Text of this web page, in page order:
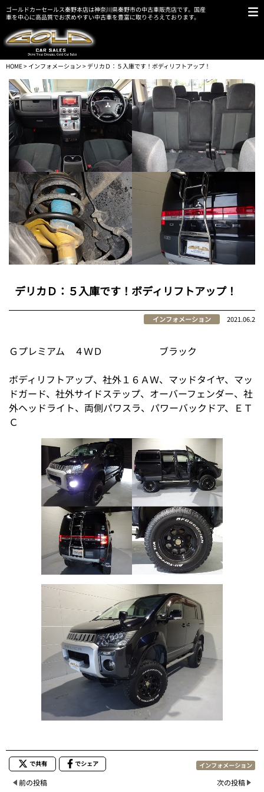
ゴールドカーセールス秦野本店は神奈川県秦野市の中古車販売店です。国産
車を中心に高品質でお求めやすい中古車を豊富に取りそろえております。
HOME> インフォメーション > デリカＤ：５入庫です！ボディリフトアップ！
デリカＤ：５入庫です！ボディリフトアップ！
インフォメーション 2021.06.2
Ｇプレミアム ４ＷＤ ブラック
ボディリフトアップ、社外１６ＡＷ、マッドタイヤ、マッ
ドガード、社外サイドステップ、オーバーフェンダー、社
外ヘッドライト、両側パワスラ、パワーバックドア、ＥＴ
Ｃ
で共有 でシェア インフォメーション
前の投稿 次の投稿